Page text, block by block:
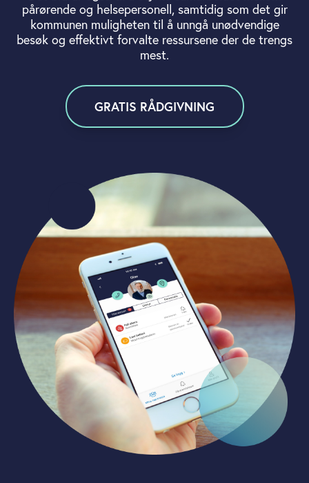
pårørende og helsepersonell, samtidig som det gir
kommunen muligheten til å unngå unødvendige
besøk og effektivt forvalte ressursene der de trengs
mest.
GRATIS RÅDGIVNING